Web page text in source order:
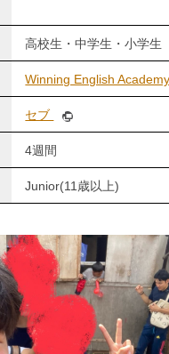
高校生・中学生・小学生
Winning English
セブ
4週間
Junior(11歳以上)